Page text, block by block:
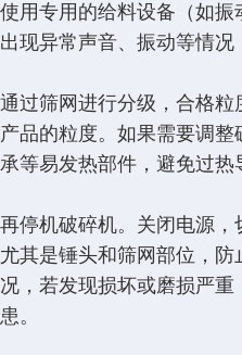
用专用的给料设备（如
现异常声音、振动等情
过筛网进行分级，合格
品的粒度。如果需要调
等易发热部件，避免过热
停机破碎机。关闭电源，
其是锤头和筛网部位，
，若发现损坏或磨损严
。